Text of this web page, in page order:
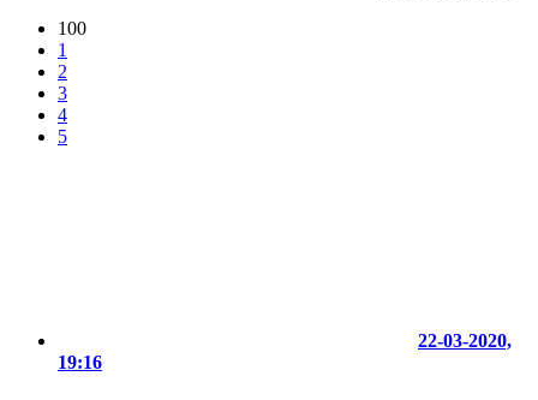
100
1
2
3
4
5
22-03-2020,
19:16